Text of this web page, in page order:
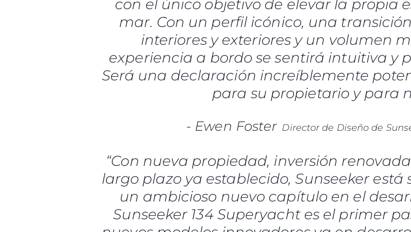
con el único objetivo de elevar la propia
mar. Con un perfil icónico, una
interiores y exteriores y un volumen
experiencia a bordo se sentirá intuitiva y
Será una declaración increíblemente
para su propietario y para
- Ewen Foster Director de Diseño de
“Con nueva propiedad, inversión
largo plazo ya establecido, Sunseeker
un ambicioso nuevo capítulo en el
Sunseeker 134 Superyacht es el primer